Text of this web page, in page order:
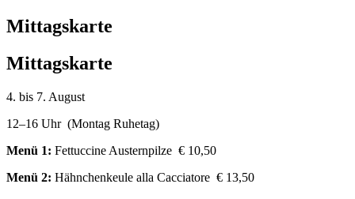
Mittagskarte
Mittagskarte
4. bis 7. August
12–16 Uhr (Montag Ruhetag)
Menü 1: Fettuccine Austernpilze € 10,50
Menü 2: Hähnchenkeule alla Cacciatore € 13,50